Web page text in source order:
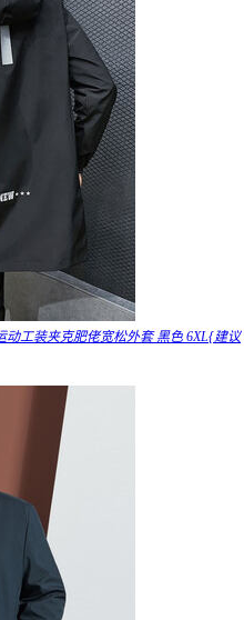
工装夹克肥佬宽松外套 黑色 6XL{建议